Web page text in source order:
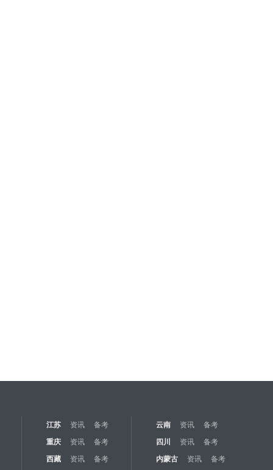
江苏 资讯 备考 云南 资讯
备考
重庆
资讯 备考 四川 资讯
备考
西藏
资讯 备考 内蒙古 资讯 备考